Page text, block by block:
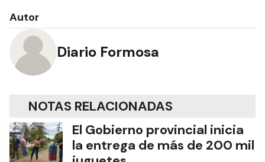
Autor
Diario Formosa
NOTAS RELACIONADAS
El Gobierno provincial inicia
la entrega de más de 200 mil